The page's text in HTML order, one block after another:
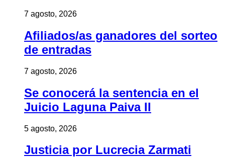
7 agosto, 2026
Afiliados/as ganadores del sorteo
de entradas
7 agosto, 2026
Se conocerá la sentencia en el
Juicio Laguna Paiva II
5 agosto, 2026
Justicia por Lucrecia Zarmati